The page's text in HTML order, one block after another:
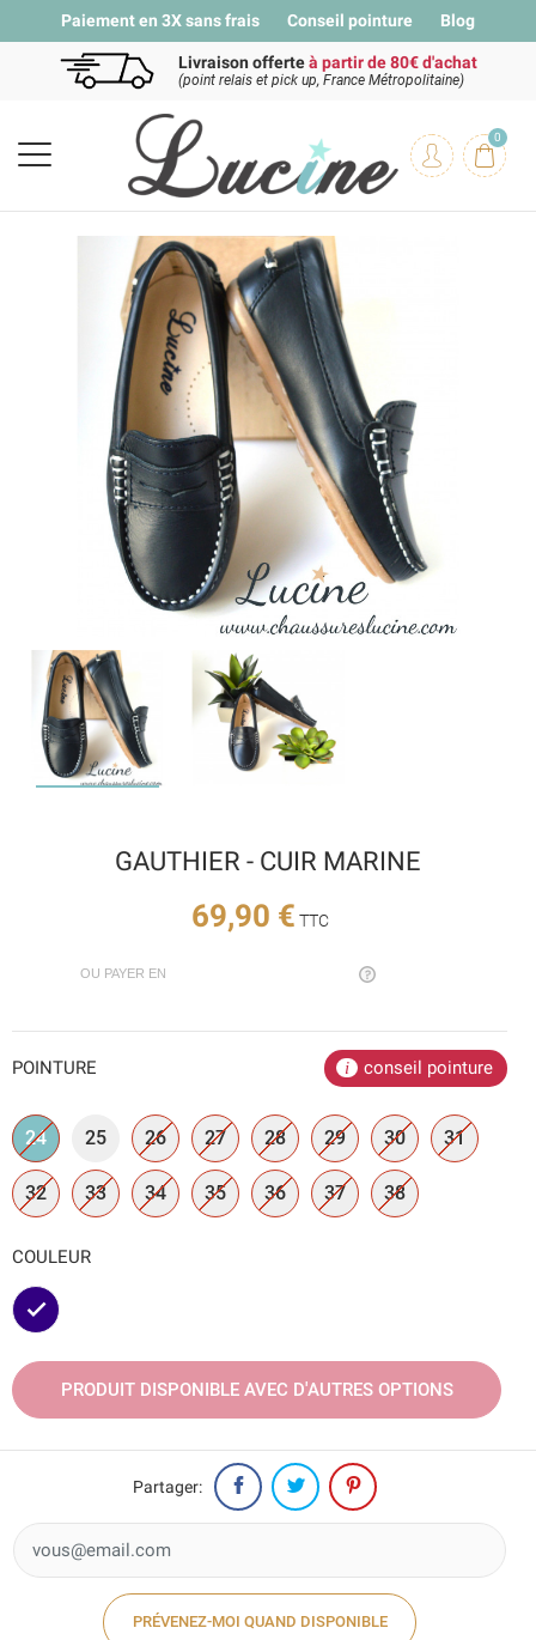
Paiement en 3X sans frais Conseil pointure Blog
Livraison offerteà partir de 80€ d'achat
(point relais et pick up, France Métropolitaine)
0
GAUTHIER - CUIR MARINE
69,90 € TTC
OU PAYER EN
POINTURE conseil pointure
24 25 26 27 28 29 30 31
32 33 34 35 36 37 38
COULEUR
Marine
PRODUIT DISPONIBLE AVEC D'AUTRES OPTIONS
Partager:
PRÉVENEZ-MOI QUAND DISPONIBLE